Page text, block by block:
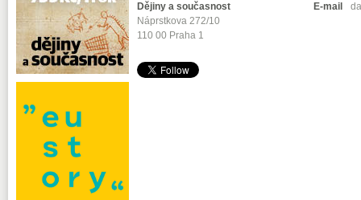
Dějiny a současnost
Náprstkova 272/10
110 00 Praha 1
E-mail